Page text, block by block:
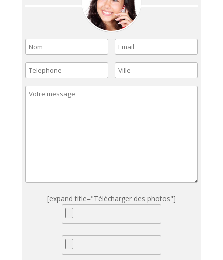
[expand title="Télécharger des photos"]